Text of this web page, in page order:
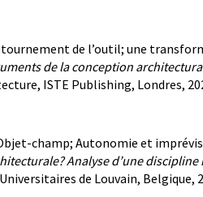
de l’outil; une
de la conception
ISTE Publishing, Londres,
champ; Autonomie et
Analyse d’une
de Louvain, Belgique,